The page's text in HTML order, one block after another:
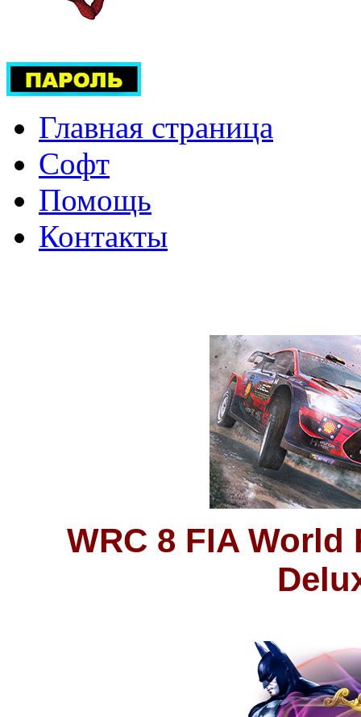
Главная страница
Софт
Помощь
Контакты
WRC 8 FIA